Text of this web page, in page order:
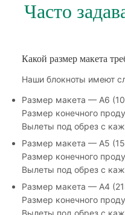
Часто
Какой размер макета
Наши блокноты имеют
Размер макета — А6
Размер конечного
Вылеты под обрез с
Размер макета — А5
Размер конечного
Вылеты под обрез с
Размер макета — А4
Размер конечного
Вылеты под обрез с